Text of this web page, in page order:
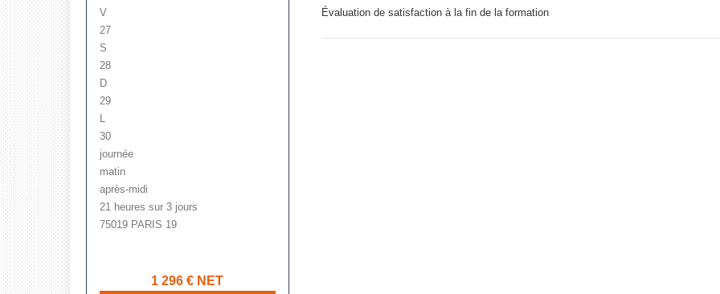
V
27
S
28
D
29
L
30
journée
matin
après-midi
21 heures sur 3 jours
75019 PARIS 19
1 296 € NET
Évaluation de satisfaction à la fin de la formation